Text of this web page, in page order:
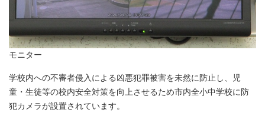
モニター
学校内への不審者侵入による凶悪犯罪被害を未然に防止し、児
童・生徒等の校内安全対策を向上させるため市内全小中学校に防
犯カメラが設置されています。